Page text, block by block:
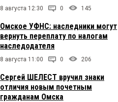
8 августа 12:30 0 145
Омское УФНС: наследники могут
вернуть переплату по налогам
наследодателя
8 августа 11:00 0 206
Сергей ШЕЛЕСТ вручил знаки
отличия новым почетным
гражданам Омска